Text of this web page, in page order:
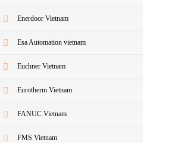
Enerdoor Vietnam
Esa Automation vietnam
Euchner Vietnam
Eurotherm Vietnam
FANUC Vietnam
FMS Vietnam